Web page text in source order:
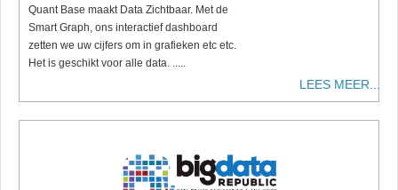
Quant Base maakt Data Zichtbaar. Met de
Smart Graph, ons interactief dashboard
zetten we uw cijfers om in grafieken etc etc.
Het is geschikt voor alle data. .....
LEES MEER...